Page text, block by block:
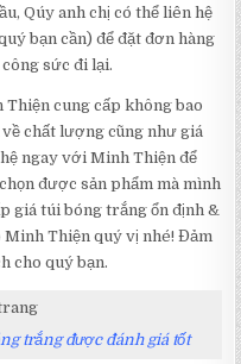
Qúy anh chị có thể liên hệ
bạn cần) để đặt đơn hàng
sức đi lại.
cung cấp không bao
chất lượng cũng như giá
ngay với Minh Thiện để
được sản phẩm mà mình
giá túi bóng trắng ổn định &
Thiện quý vị nhé! Đảm
cho quý bạn.
trắng được đánh giá tốt